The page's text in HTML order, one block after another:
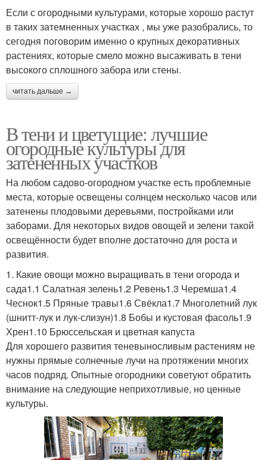
Если с огородными культурами, которые хорошо растут
в таких затемненных участках , мы уже разобрались, то
сегодня поговорим именно о крупных декоративных
растениях, которые смело можно высаживать в тени
высокого сплошного забора или стены.
читать дальше →
В тени и цветущие: лучшие
огородные культуры для
затененных участков
На любом садово-огородном участке есть проблемные
места, которые освещены солнцем несколько часов или
затенены плодовыми деревьями, постройками или
заборами. Для некоторых видов овощей и зелени такой
освещённости будет вполне достаточно для роста и
развития.
1. Какие овощи можно выращивать в тени огорода и
сада1.1 Салатная зелень1.2 Ревень1.3 Черемша1.4
Чеснок1.5 Пряные травы1.6 Свёкла1.7 Многолетний лук
(шнитт-лук и лук-слизун)1.8 Бобы и кустовая фасоль1.9
Хрен1.10 Брюссельская и цветная капуста
Для хорошего развития теневыносливым растениям не
нужны прямые солнечные лучи на протяжении многих
часов подряд. Опытные огородники советуют обратить
внимание на следующие неприхотливые, но ценные
культуры.